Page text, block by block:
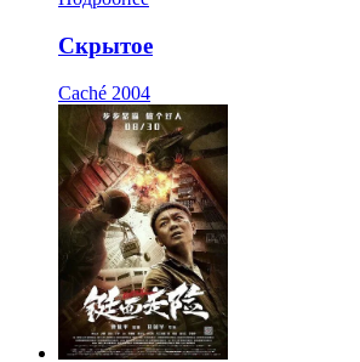
Скрытое
Caché 2004